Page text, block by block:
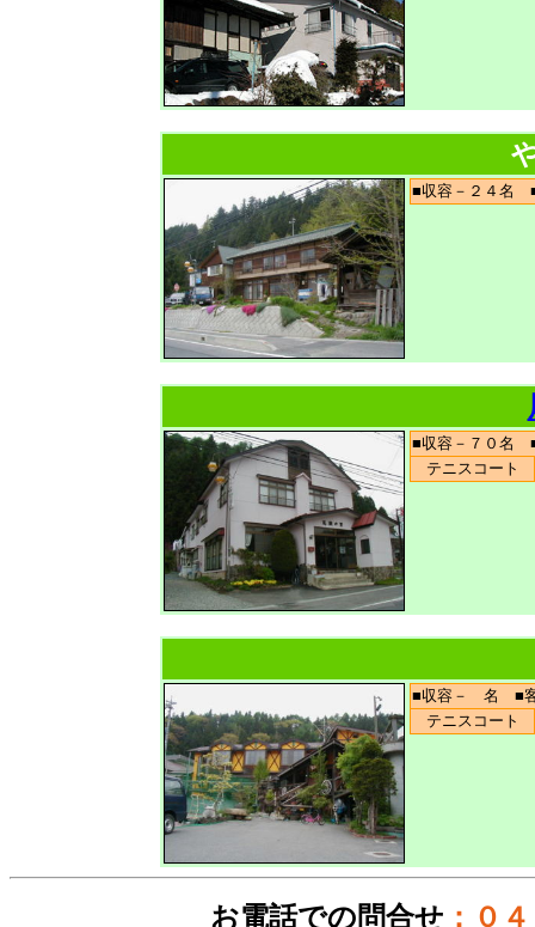
■収容－２４名
■収容－７０名
テニスコート
■収容－ 名 ■
テニスコート
お電話での問合せ ：０